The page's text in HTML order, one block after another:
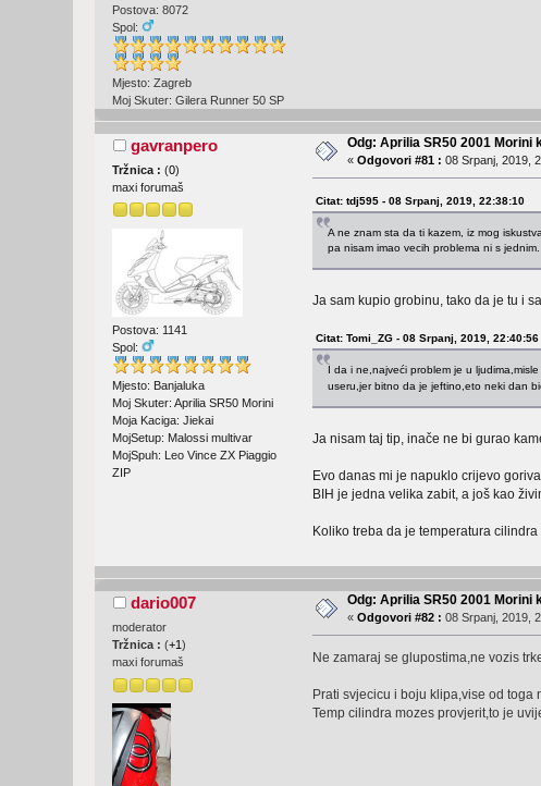
Postova: 8072
Spol:
Mjesto: Zagreb
Moj Skuter: Gilera Runner 50 SP
gavranpero
Tržnica :(0)
maxi forumaš
Postova: 1141
Spol:
Mjesto: Banjaluka
Moj Skuter: Aprilia SR50 Morini
Moja Kaciga: Jiekai
MojSetup: Malossi multivar
MojSpuh: Leo Vince ZX Piaggio
ZIP
Odg: Aprilia SR50 2001 Morini
«Odgovori #81 : 08 Srpanj, 2019,
Citat: tdj595 - 08 Srpanj, 2019, 22:38:10
A ne znam sta da ti kazem, iz mog
pa nisam imao vecih problema ni s jednim.
Ja sam kupio grobinu, tako da je tu i
Citat: Tomi_ZG - 08 Srpanj, 2019, 22:40:56
I da i ne,najveći problem je u
useru,jer bitno da je jeftino,eto neki dan
Ja nisam taj tip, inače ne bi gurao
Evo danas mi je napuklo crijevo
BIH je jedna velika zabit, a još kao
Koliko treba da je temperatura
dario007
moderator
Tržnica :(+1)
maxi forumaš
Odg: Aprilia SR50 2001 Morini
«Odgovori #82 : 08 Srpanj, 2019,
Ne zamaraj se glupostima,ne vozis
Prati svjecicu i boju klipa,vise od toga
Temp cilindra mozes provjerit,to je